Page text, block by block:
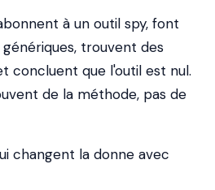
à un outil spy, font
trouvent des
concluent que l'outil est nul.
de la méthode, pas de
changent la donne avec